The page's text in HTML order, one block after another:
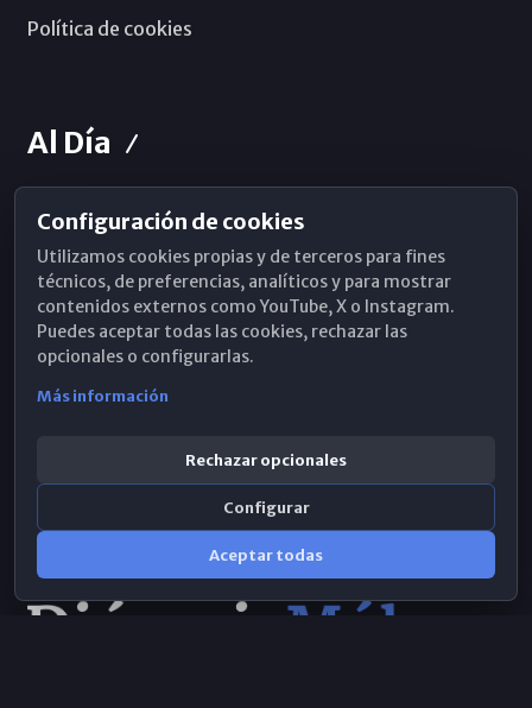
Política de cookies
Al Día
Horarios de Misa
Hemeroteca
WhatsApp
Configuración de cookies
Utilizamos cookies propias y de terceros para fines
técnicos, de preferencias, analíticos y para mostrar
contenidos externos como YouTube, X o Instagram.
Puedes aceptar todas las cookies, rechazar las
opcionales o configurarlas.
Más información
Rechazar opcionales
Configurar
Aceptar todas